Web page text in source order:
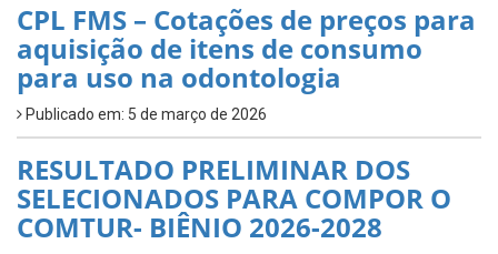
CPL FMS – Cotações de preços para
aquisição de itens de consumo
para uso na odontologia
Publicado em: 5 de março de 2026
RESULTADO PRELIMINAR DOS
SELECIONADOS PARA COMPOR O
COMTUR- BIÊNIO 2026-2028